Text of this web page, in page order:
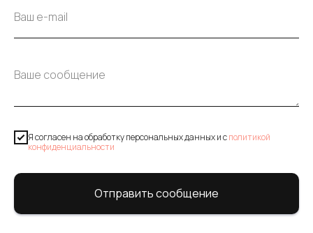
Я согласен на обработку персональных данных и cполитикой
конфиденциальности
Отправить сообщение